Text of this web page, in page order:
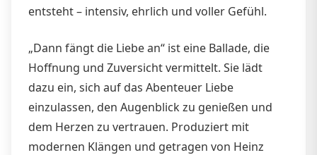
entsteht – intensiv, ehrlich und voller Gefühl.
„Dann fängt die Liebe an“ ist eine Ballade, die
Hoffnung und Zuversicht vermittelt. Sie lädt
dazu ein, sich auf das Abenteuer Liebe
einzulassen, den Augenblick zu genießen und
dem Herzen zu vertrauen. Produziert mit
modernen Klängen und getragen von Heinz